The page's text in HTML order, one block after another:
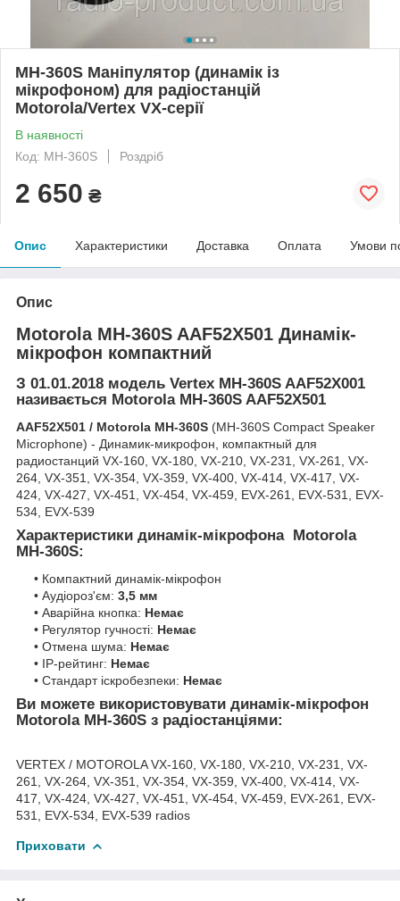
MH-360S Маніпулятор (динамік із
мікрофоном) для радіостанцій
Motorola/Vertex VX-серії
В наявності
Код: MH-360S
Роздріб
2 650 ₴
Опис Характеристики Доставка Оплата Умови
Опис
Motorola MH-360S AAF52X501 Динамік-
мікрофон компактний
З 01.01.2018 модель Vertex MH-360S AAF52X001
називається Motorola MH-360S AAF52X501
AAF52X501 / Motorola MH-360S (MH-360S Compact Speaker
Microphone) - Динамик-микрофон, компактный для
радиостанций VX-160, VX-180, VX-210, VX-231, VX-261, VX-
264, VX-351, VX-354, VX-359, VX-400, VX-414, VX-417, VX-
424, VX-427, VX-451, VX-454, VX-459, EVX-261, EVX-531, EVX-
534, EVX-539
Характеристики динамік-мікрофона Motorola
MH-360S:
• Компактний динамік-мікрофон
• Аудіороз'єм: 3,5 мм
• Аварійна кнопка: Немає
• Регулятор гучності: Немає
• Отмена шума: Немає
• IP-рейтинг: Немає
• Стандарт іскробезпеки: Немає
Ви можете використовувати динамік-мікрофон
Motorola MH-360S з радіостанціями:
VERTEX / MOTOROLA VX-160, VX-180, VX-210, VX-231, VX-
261, VX-264, VX-351, VX-354, VX-359, VX-400, VX-414, VX-
417, VX-424, VX-427, VX-451, VX-454, VX-459, EVX-261, EVX-
531, EVX-534, EVX-539 radios
Приховати